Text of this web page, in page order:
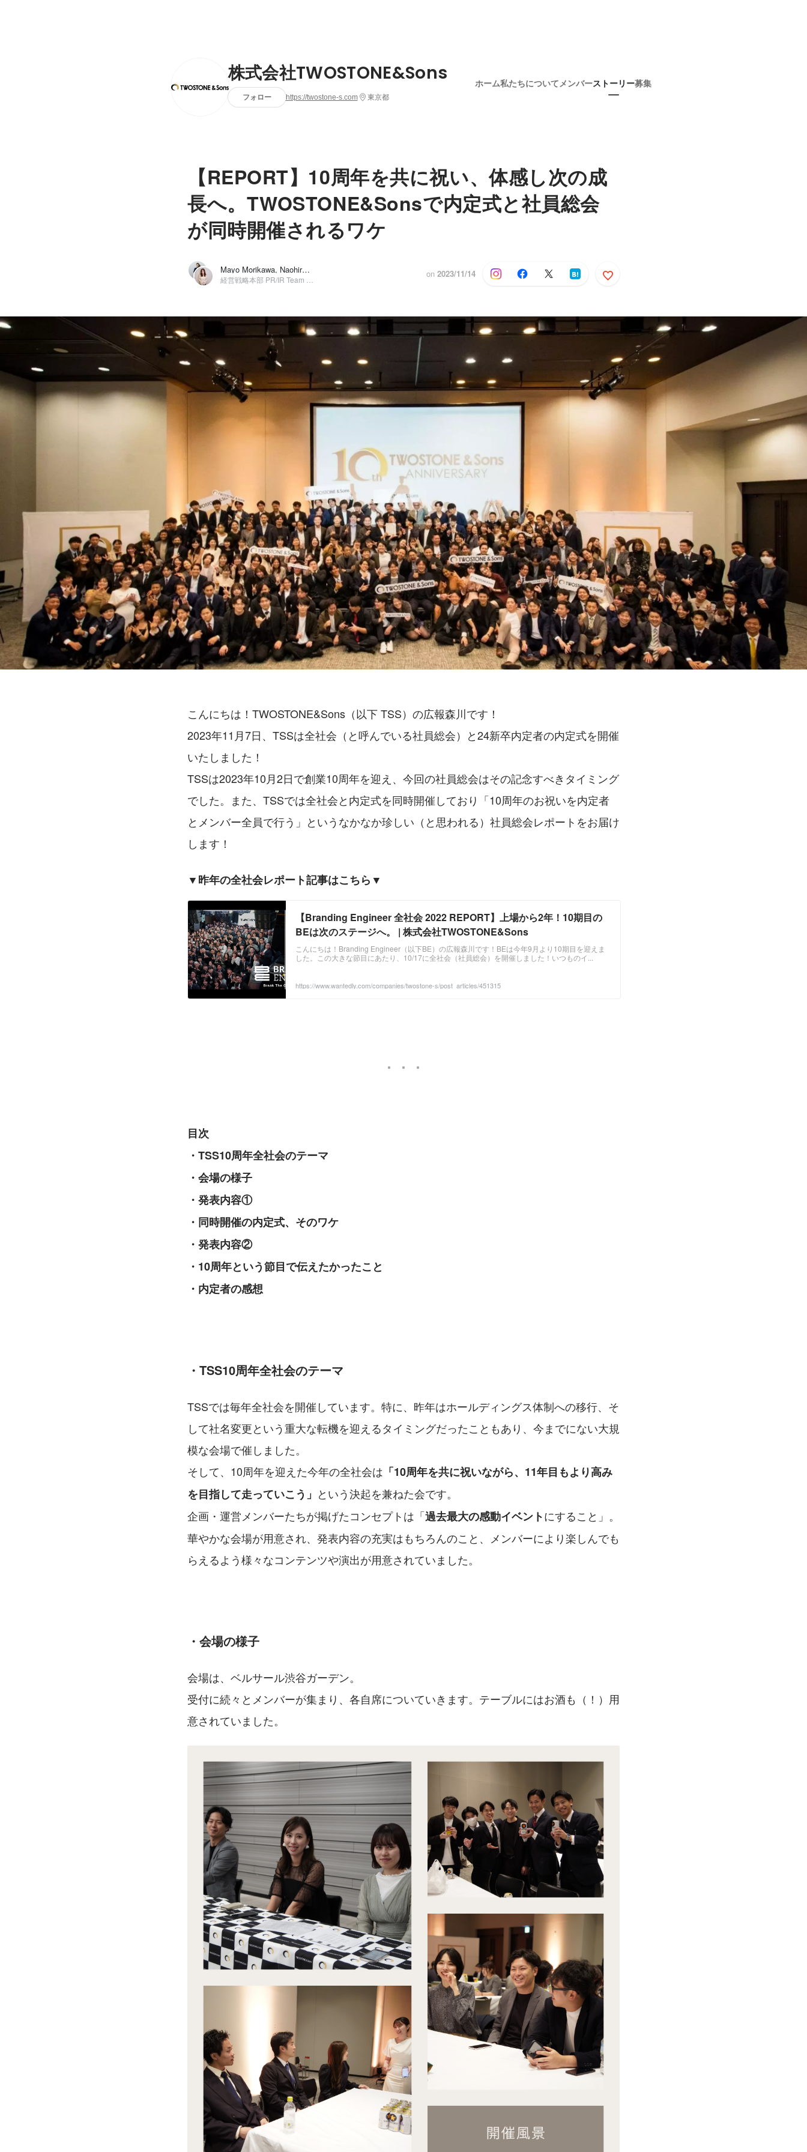
株式会社TWOSTONE&Sons
フォロー https://twostone-s.com 東京都
ホーム私たちについて メンバーストーリー募集
【REPORT】10周年を共に祝い、体感し次の成
長へ。TWOSTONE&Sonsで内定式と社員総会
が同時開催されるワケ
Mayo Morikawa, Naohiro Sawada on 2023/11/14
こんにちは！TWOSTONE&Sons（以下 TSS）の広報森川です！
2023年11月7日、TSSは全社会（と呼んでいる社員総会）と24新卒内定者の内定式を開催
いたしました！
TSSは2023年10月2日で創業10周年を迎え、今回の社員総会はその記念すべきタイミング
でした。また、TSSでは全社会と内定式を同時開催しており「10周年のお祝いを内定者
とメンバー全員で行う」というなかなか珍しい（と思われる）社員総会レポートをお届け
します！
▼昨年の全社会レポート記事はこちら▼
【Branding Engineer 全社会 2022 REPORT】上場から2年！10期目の
BEは次のステージへ。 | 株式会社TWOSTONE&Sons
こんにちは！Branding Engineer（以下BE）の広報森川です！BEは今年9月より10期目を迎えま
した。この大きな節目にあたり、10/17に全社会（社員総会）を開催しました！いつものイ...
https://www.wantedly.com/companies/twostone-s/post_articles/451315
目次
・TSS10周年全社会のテーマ
・会場の様子
・発表内容①
・同時開催の内定式、そのワケ
・発表内容②
・10周年という節目で伝えたかったこと
・内定者の感想
・TSS10周年全社会のテーマ
TSSでは毎年全社会を開催しています。特に、昨年はホールディングス体制への移行、そ
して社名変更という重大な転機を迎えるタイミングだったこともあり、今までにない大規
模な会場で催しました。
そして、10周年を迎えた今年の全社会は 「10周年を共に祝いながら、11年目もより高み
を目指して走っていこう」 という決起を兼ねた会です。
企画・運営メンバーたちが掲げたコンセプトは「過去最大の感動イベントにすること」。
華やかな会場が用意され、発表内容の充実はもちろんのこと、メンバーにより楽しんでも
らえるよう様々なコンテンツや演出が用意されていました。
・会場の様子
会場は、ベルサール渋谷ガーデン。
受付に続々とメンバーが集まり、各自席についていきます。テーブルにはお酒も（！）用
意されていました。